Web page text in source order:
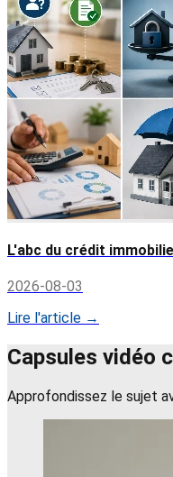
L'abc du crédit
2026-08-03
Lire l'article →
Capsules vidéo
Approfondissez le sujet